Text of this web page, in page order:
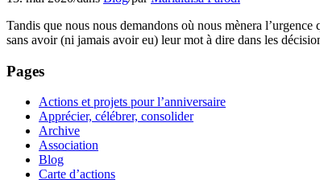
Tandis que nous nous demandons où nous mènera
sans avoir (ni jamais avoir eu) leur mot à dire dans les
Pages
Actions et projets pour l’anniversaire
Apprécier, célébrer, consolider
Archive
Association
Blog
Carte d’actions